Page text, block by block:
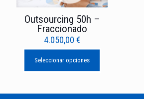
Outsourcing 50h –
Fraccionado
4.050,00 €
Seleccionar opciones